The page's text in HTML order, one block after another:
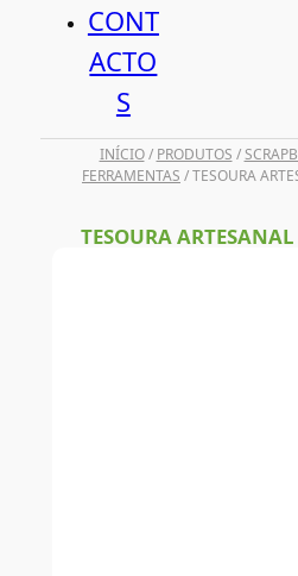
CONT
ACTO
S
INÍCIO/ PRODUTOS /
FERRAMENTAS / TESOURA
TESOURA